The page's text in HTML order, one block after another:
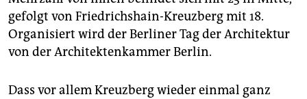
epaper login
gefolgt von Friedrichshain-Kreuzberg mit 18.
Organisiert wird der Berliner Tag der Architektur
von der Architektenkammer Berlin.
Dass vor allem Kreuzberg wieder einmal ganz